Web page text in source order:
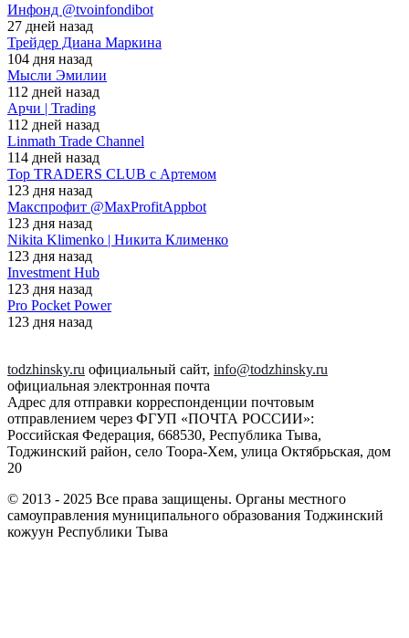
Инфонд @tvoinfondibot
27 дней назад
Трейдер Диана Маркина
104 дня назад
Мысли Эмилии
112 дней назад
Арчи | Trading
112 дней назад
Linmath Trade Channel
114 дней назад
Top TRADERS CLUB с Артемом
123 дня назад
Макспрофит @MaxProfitAppbot
123 дня назад
Nikita Klimenko | Никита Клименко
123 дня назад
Investment Hub
123 дня назад
Pro Pocket Power
123 дня назад
todzhinsky.ru официальный сайт, info@todzhinsky.ru
официальная электронная почта
Адрес для отправки корреспонденции почтовым
отправлением через ФГУП «ПОЧТА РОССИИ»:
Российская Федерация, 668530, Республика Тыва,
Тоджинский район, село Тоора-Хем, улица Октябрьская, дом
20
© 2013 - 2025 Все права защищены. Органы местного
самоуправления муниципального образования Тоджинский
кожуун Республики Тыва